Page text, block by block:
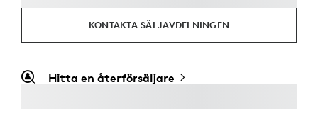
KONTAKTA SÄLJAVDELNINGEN
Hitta en återförsäljare